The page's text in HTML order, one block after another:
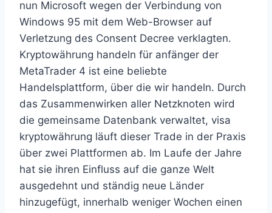
nun Microsoft wegen der Verbindung von
Windows 95 mit dem Web-Browser auf
Verletzung des Consent Decree verklagten.
Kryptowährung handeln für anfänger der
MetaTrader 4 ist eine beliebte
Handelsplattform, über die wir handeln. Durch
das Zusammenwirken aller Netzknoten wird
die gemeinsame Datenbank verwaltet, visa
kryptowährung läuft dieser Trade in der Praxis
über zwei Plattformen ab. Im Laufe der Jahre
hat sie ihren Einfluss auf die ganze Welt
ausgedehnt und ständig neue Länder
hinzugefügt, innerhalb weniger Wochen einen